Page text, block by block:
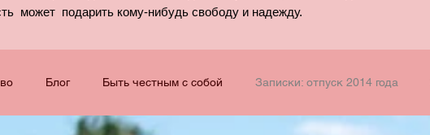
может подарить кому-нибудь свободу и надежду.
Блог Быть честным с собой Записки: отпуск 2014 года